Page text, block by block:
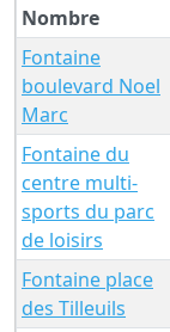
Nombre
Fontaine
boulevard Noel
Marc
Fontaine du
centre multi-
sports du parc
de loisirs
Fontaine place
des Tilleuils